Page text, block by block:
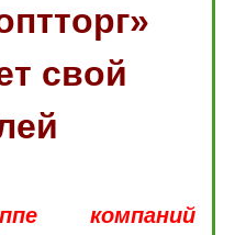
свой
компаний